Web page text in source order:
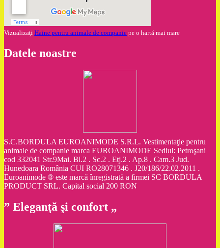
Vizualizaţi Haine pentru animale de companie pe o hartă mai mare
Datele noastre
S.C.BORDULA EUROANIMODE S.R.L. Vestimentaţie pentru
animale de companie marca EUROANIMODE Sediul: Petroşani
cod 332041 Str.9Mai. Bl.2 . Sc.2 . Etj.2 . Ap.8 . Cam.3 Jud.
Hunedoara România CUI RO28071346 . J20/186/22.02.2011 .
Euroanimode ® este marcă înregistrată a firmei SC BORDULA
PRODUCT SRL. Capital social 200 RON
” Eleganţă şi confort „